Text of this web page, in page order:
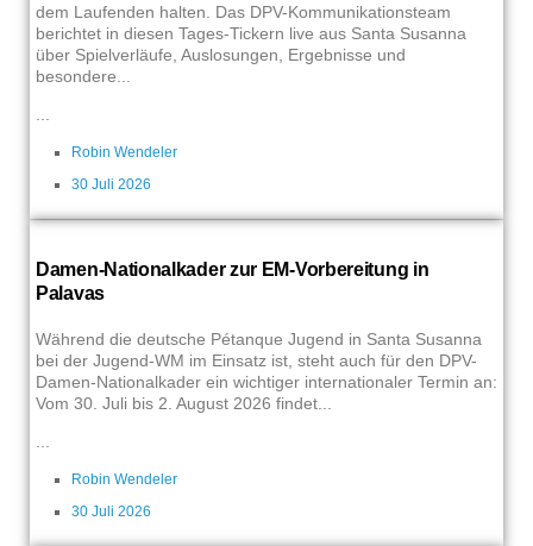
dem Laufenden halten. Das DPV-Kommunikationsteam
berichtet in diesen Tages-Tickern live aus Santa Susanna
über Spielverläufe, Auslosungen, Ergebnisse und
besondere...
Robin Wendeler
30 Juli 2026
Damen-Nationalkader zur EM-Vorbereitung in
Palavas
Während die deutsche Pétanque Jugend in Santa Susanna
bei der Jugend-WM im Einsatz ist, steht auch für den DPV-
Damen-Nationalkader ein wichtiger internationaler Termin an:
Vom 30. Juli bis 2. August 2026 findet...
Robin Wendeler
30 Juli 2026